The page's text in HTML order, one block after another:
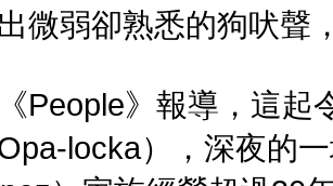
微弱卻熟悉的狗吠聲
People》報導，這起
locka），深夜的